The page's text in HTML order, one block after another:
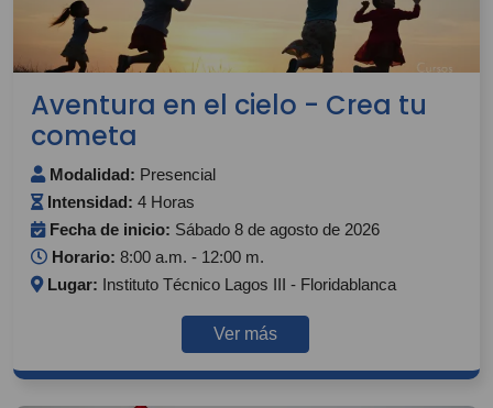
Aventura en el cielo - Crea tu
cometa
Modalidad: Presencial
Intensidad: 4 Horas
Fecha de inicio: Sábado 8 de agosto de 2026
Horario: 8:00 a.m. - 12:00 m.
Lugar: Instituto Técnico Lagos III - Floridablanca
Ver más